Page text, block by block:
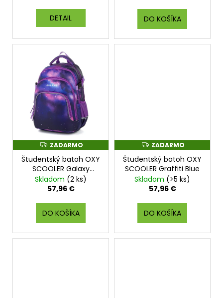
DETAIL DO KOŠÍKA
Z
A
D
A
R
M
O
ZADARMO
Študentský batoh OXY
SCOOLER Galaxy
Purple
Skladom (2 ks)
57,96 €
DO KOŠÍKA
Z
A
D
A
R
M
O
ZADARMO
Študentský batoh OXY
SCOOLER Graffiti Blue
Skladom (>5 ks)
57,96 €
DO KOŠÍKA